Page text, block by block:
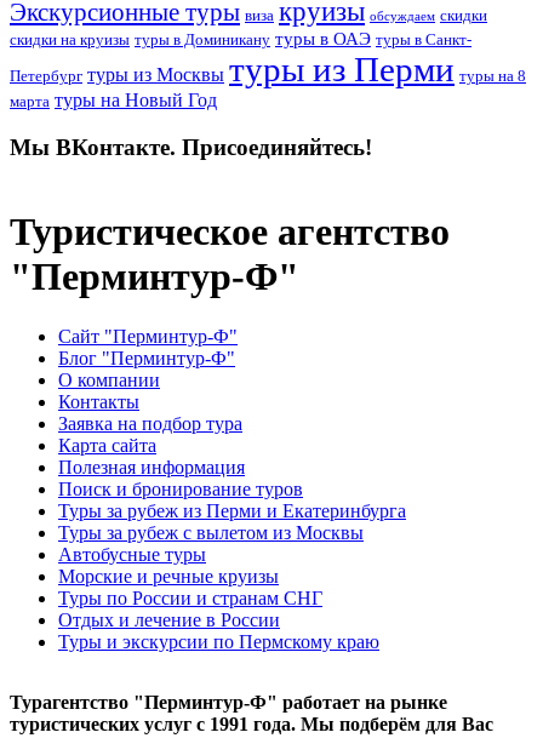
Экскурсионные туры виза круизы обсуждаем скидки
скидки на круизы туры в Доминикану туры в ОАЭ туры в Санкт-
Петербург туры из Москвы туры из Перми туры на 8
марта туры на Новый Год
Мы ВКонтакте. Присоединяйтесь!
Туристическое агентство
"Перминтур-Ф"
Сайт "Перминтур-Ф"
Блог "Перминтур-Ф"
О компании
Контакты
Заявка на подбор тура
Карта сайта
Полезная информация
Поиск и бронирование туров
Туры за рубеж из Перми и Екатеринбурга
Туры за рубеж с вылетом из Москвы
Автобусные туры
Морские и речные круизы
Туры по России и странам СНГ
Отдых и лечение в России
Туры и экскурсии по Пермскому краю
Турагентство "Перминтур-Ф" работает на рынке
туристических услуг с 1991 года. Мы подберём для Вас